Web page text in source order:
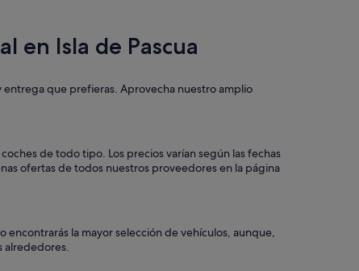
en Isla de Pascua
entrega que prefieras. Aprovecha nuestro amplio
de todo tipo. Los precios varían según las fechas
ofertas de todos nuestros proveedores en la página
encontrarás la mayor selección de vehículos, aunque,
alrededores.